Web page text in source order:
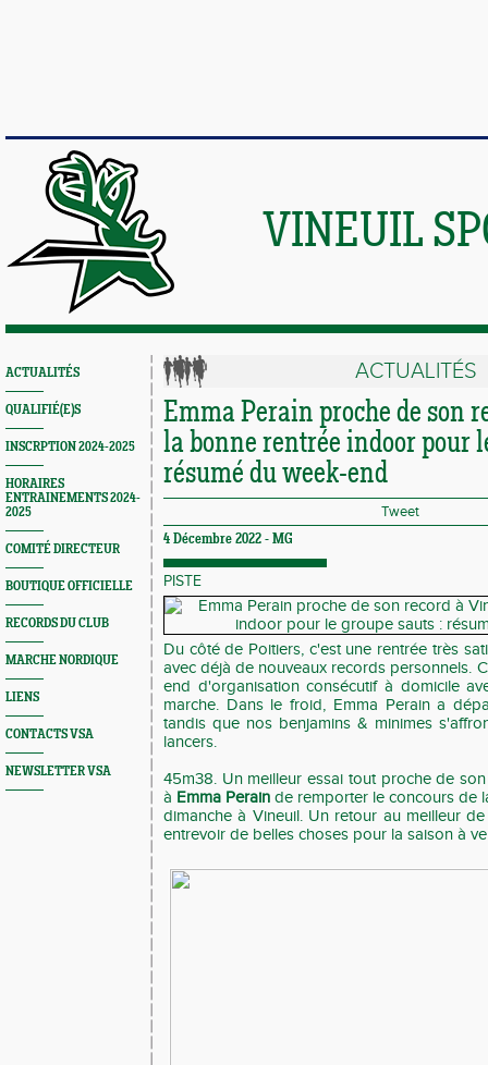
VINEUIL
ACTUALITÉS
QUALIFIÉ(E)S
INSCRPTION 2024-2025
HORAIRES
ENTRAINEMENTS 2024-
2025
COMITÉ DIRECTEUR
BOUTIQUE OFFICIELLE
RECORDS DU CLUB
MARCHE NORDIQUE
LIENS
CONTACTS VSA
NEWSLETTER VSA
ACTUALITÉS
Emma Perain proche de son
la bonne rentrée indoor pour
résumé du week-end
Tweet
4 Décembre 2022 - MG
PISTE
Du côté de Poitiers, c'est une rentrée très
avec déjà de nouveaux records personnels.
end d'organisation consécutif à domicile
marche. Dans le froid, Emma Perain a
tandis que nos benjamins & minimes
lancers.
45m38. Un meilleur essai tout proche de
à Emma Perain de remporter le concours de
dimanche à Vineuil. Un retour au meilleur
entrevoir de belles choses pour la saison à